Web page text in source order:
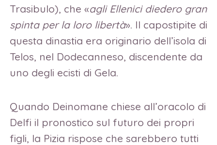
Trasibulo), che «agli Ellenici diedero gran
spinta per la loro libertà». Il capostipite di
questa dinastia era originario dell’isola di
Telos, nel Dodecanneso, discendente da
uno degli ecisti di Gela.
Quando Deinomane chiese all’oracolo di
Delfi il pronostico sul futuro dei propri
figli, la Pizia rispose che sarebbero tutti